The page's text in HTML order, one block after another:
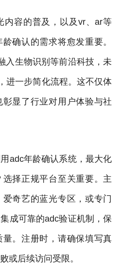
内容的普及，以及vr、ar等
确认的需求将愈发重要。
入生物识别等前沿科技，未
进一步简化流程。这不仅体
显了行业对用户体验与社
adc年龄确认系统，最大化
择正规平台至关重要。主
奇艺的蓝光专区，或专门
成可靠的adc验证机制，保
。注册时，请确保填写真
或后续访问受限。